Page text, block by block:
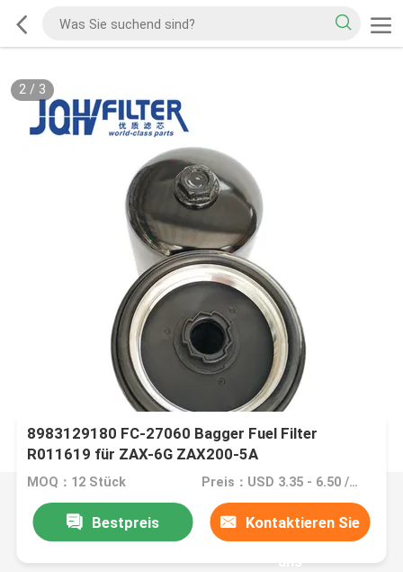
2/ 3
8983129180 FC-27060 Bagger Fuel Filter
R011619 für ZAX-6G ZAX200-5A
MOQ：12 Stück Preis：USD 3.35 - 6.50 /PC
Bestpreis Kontaktieren Sie
uns